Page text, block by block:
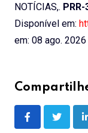
NOTÍCIAS,.
Disponível em:
em: 08 ago. 2026